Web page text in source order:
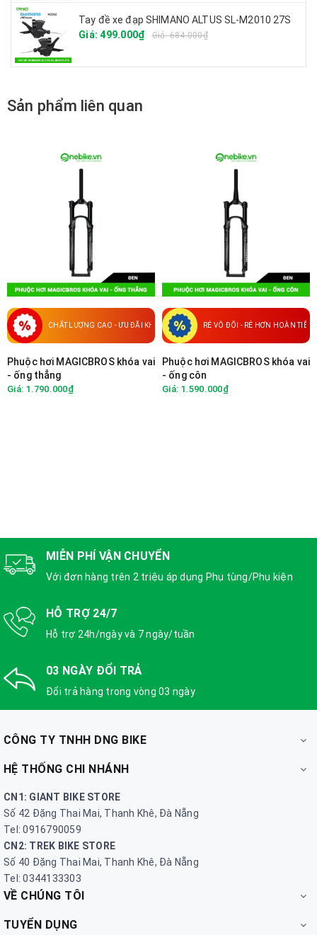
Tay đề xe đạp SHIMANO ALTUS SL-M2010 27S
Giá: 499.000₫
Giá: 684.000₫
Sản phẩm liên quan
CHẤT LƯỢNG CAO - ƯU ĐÃI KHỦNG
Phuộc hơi MAGICBROS khóa vai
- ống thẳng
Giá: 1.790.000₫
RẺ VÔ ĐỐI - RẺ HƠN HOÀN TIỀN
Phuộc hơi MAGICBROS khóa vai
- ống côn
Giá: 1.590.000₫
MIỄN PHÍ VẬN CHUYỂN
Với đơn hàng trên 2 triệu áp dụng Phụ tùng/Phụ kiện
HỖ TRỢ 24/7
Hỗ trợ 24h/ngày và 7 ngày/tuần
03 NGÀY ĐỔI TRẢ
Đổi trả hàng trong vòng 03 ngày
CÔNG TY TNHH DNG BIKE
HỆ THỐNG CHI NHÁNH
CN1: GIANT BIKE STORE
Số 42 Đặng Thai Mai, Thanh Khê, Đà Nẵng
Tel: 0916790059
CN2: TREK BIKE STORE
Số 40 Đặng Thai Mai, Thanh Khê, Đà Nẵng
Tel: 0344133303
VỀ CHÚNG TÔI
TUYỂN DỤNG